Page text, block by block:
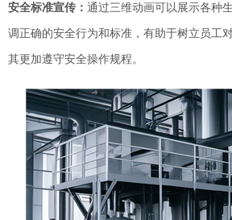
安全标准宣传： 通过三维动画可以 展示各种
调正确的安全行为和标准 ， 有助于树立员工
其更加遵守安全操作规程。